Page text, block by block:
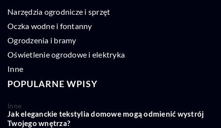
Narzędzia ogrodnicze i sprzęt
Oczka wodne i fontanny
Ogrodzenia i bramy
Oświetlenie ogrodowe i elektryka
Inne
POPULARNE WPISY
Inne
Jak eleganckie tekstylia domowe mogą odmienić wystrój
Twojego wnętrza?